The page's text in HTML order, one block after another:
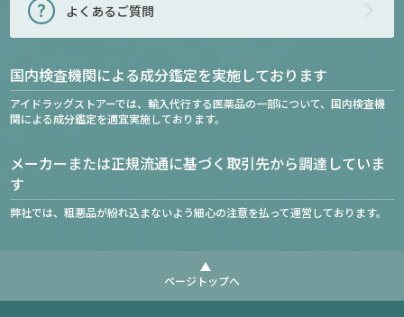
よくあるご質問
国内検査機関による成分鑑定を実施しております
アイドラッグストアーでは、輸入代行する医薬品の一部について、国内検査機
関による成分鑑定を適宜実施しております。
メーカーまたは正規流通に基づく取引先から調達していま
す
弊社では、粗悪品が紛れ込まないよう細心の注意を払って運営しております。
ページトップへ